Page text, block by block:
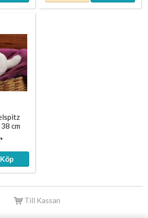
cm
Köp
Till Kassan